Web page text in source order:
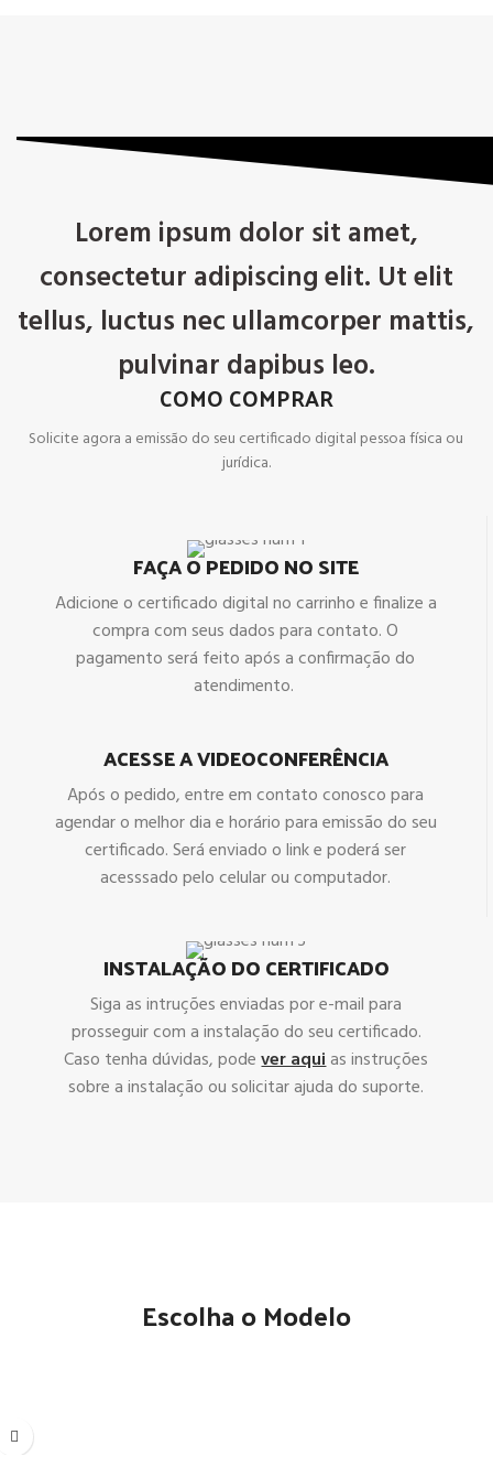
Lorem ipsum dolor sit amet,
consectetur adipiscing elit. Ut elit
tellus, luctus nec ullamcorper mattis,
pulvinar dapibus leo.
COMO COMPRAR
Solicite agora a emissão do seu certificado digital pessoa física ou
jurídica.
FAÇA O PEDIDO NO SITE
Adicione o certificado digital no carrinho e finalize a
compra com seus dados para contato. O
pagamento será feito após a confirmação do
atendimento.
ACESSE A VIDEOCONFERÊNCIA
Após o pedido, entre em contato conosco para
agendar o melhor dia e horário para emissão do seu
certificado. Será enviado o link e poderá ser
acesssado pelo celular ou computador.
INSTALAÇÃO DO CERTIFICADO
Siga as intruções enviadas por e-mail para
prosseguir com a instalação do seu certificado.
Caso tenha dúvidas, podever aquias instruções
sobre a instalação ou solicitar ajuda do suporte.
Escolha o Modelo